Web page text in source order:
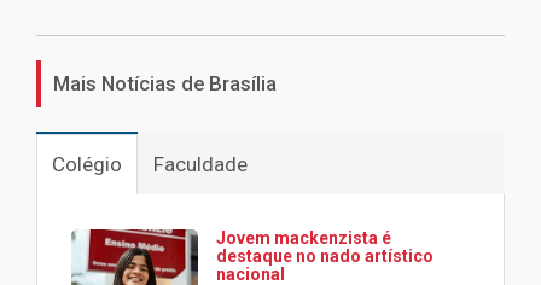
Mais Notícias de Brasília
Colégio Faculdade
Jovem mackenzista é
destaque no nado artístico
nacional